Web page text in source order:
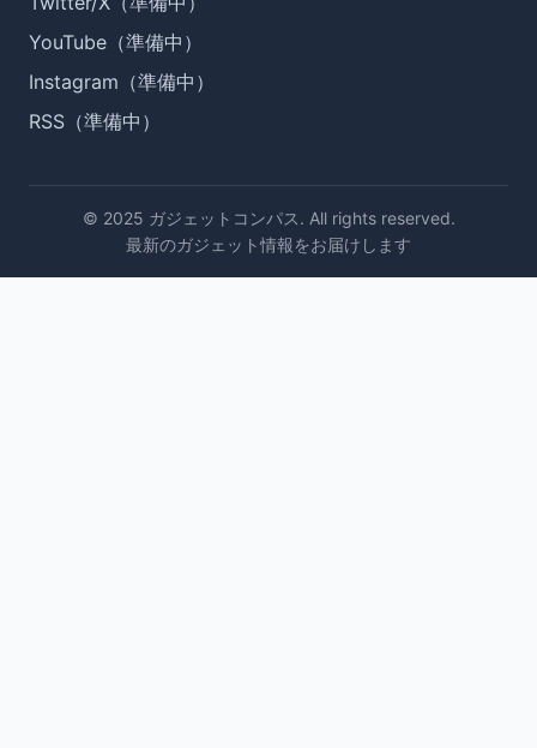
YouTube（準備中）
Instagram（準備中）
RSS（準備中）
© 2025 ガジェットコンパス. All rights reserved.
最新のガジェット情報をお届けします